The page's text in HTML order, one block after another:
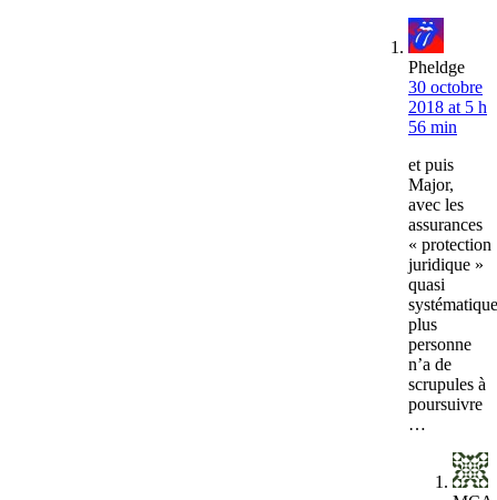
Pheldge
30 octobre
2018 at 5 h
56 min
et puis
Major,
avec les
assurances
« protection
juridique »
quasi
plus
personne
n’a de
scrupules à
poursuivre
…